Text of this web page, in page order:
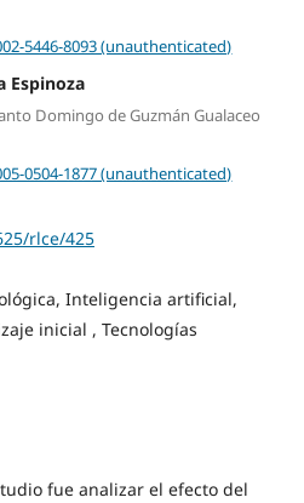
5446-8093 (unauthenticated)
Espinoza
Domingo de Guzmán Gualaceo
0504-1877 (unauthenticated)
rlce/425
Inteligencia artificial,
inicial , Tecnologías
fue analizar el efecto del